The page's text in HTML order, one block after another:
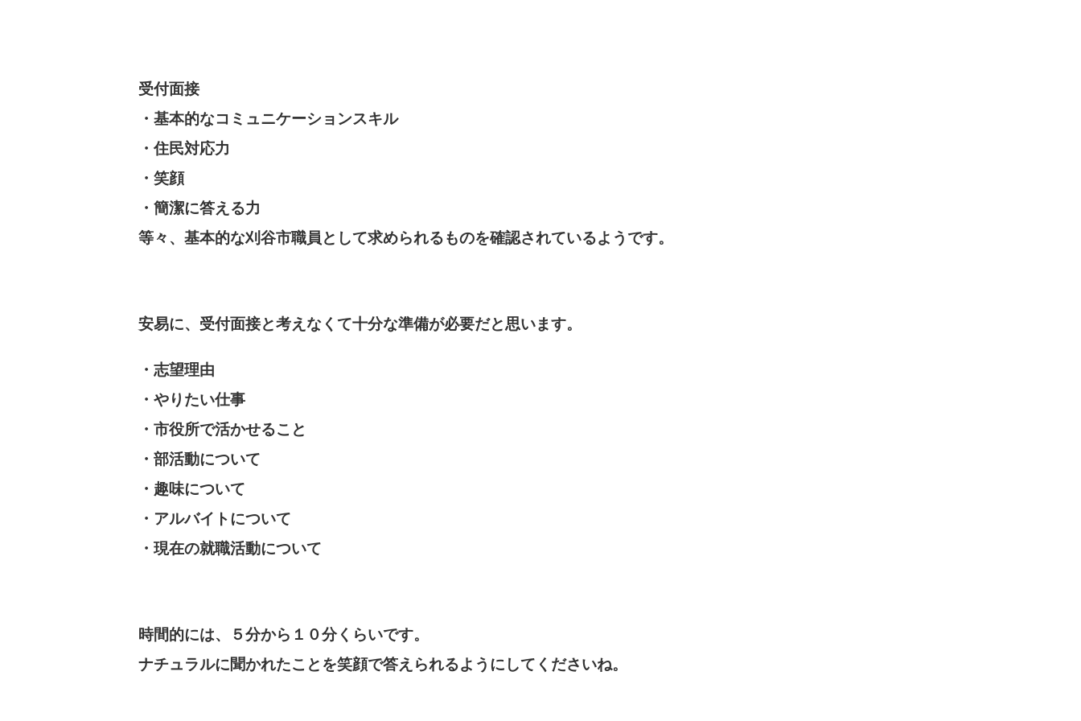
受付面接
・基本的なコミュニケーションスキル
・住民対応力
・笑顔
・簡潔に答える力
等々、基本的な刈谷市職員として求められるものを確認されているようです。
安易に、受付面接と考えなくて十分な準備が必要だと思います。
・志望理由
・やりたい仕事
・市役所で活かせること
・部活動について
・趣味について
・アルバイトについて
・現在の就職活動について
時間的には、５分から１０分くらいです。
ナチュラルに聞かれたことを笑顔で答えられるようにしてくださいね。